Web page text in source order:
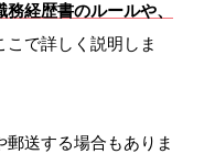
経歴書のルールや、
こで詳しく説明しま
送する場合もありま